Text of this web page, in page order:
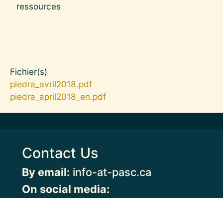
ressources
Fichier(s)
Document
piedra_avril2018.pdf
Document
piedra_april2018_en.pdf
Contact Us
By email: info-at-pasc.ca
On social media: